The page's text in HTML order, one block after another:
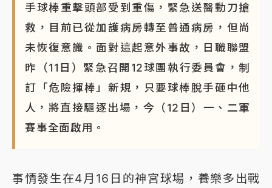
手球棒重擊頭部受到重傷，緊急送醫動刀搶
救，目前已從加護病房轉至普通病房，但尚
未恢復意識。面對這起意外事故，日職聯盟
昨（11日）緊急召開12球團執行委員會，制
訂「危險揮棒」新規，只要球棒脫手砸中他
人，將直接驅逐出場，今（12日）一、二軍
賽事全面啟用。
事情發生在4月16日的神宮球場，養樂多出戰